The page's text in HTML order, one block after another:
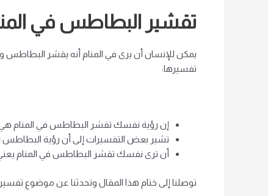
تقشير البطاطس في
يمكن للإنسان أن يرى في المنام أنه يقشر البطاطس
تفسيرها:
إن رؤية نفسك تقشر البطاطس في المنام هي
تشير بعض التفسيرات إلى أن رؤية
أن ترى نفسك تقشر البطاطس في المنام يعني
توصلنا إلى ختام هذا المقال وتحدثنا عن موضوع